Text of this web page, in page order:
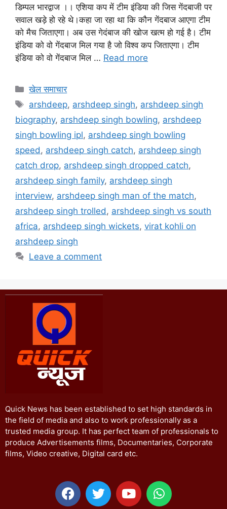
डिम्पल भारद्वाज ।। एशिया कप में टीम इंडिया की जिस गेंदबाजी पर
सवाल खड़े हो रहे थे।कहा जा रहा था कि कौन गेंदबाज आएगा टीम
को मैच जिताएगा। अब उस गेदंबाज की खोज खत्म हो गई है। टीम
इंडिया को वो गेंदबाज मिल गया है जो विश्व कप जिताएगा। टीम
इंडिया को वो गेंदबाज मिल … Read more
खेल समाचार
arshdeep, arshdeep singh, arshdeep singh
biography, arshdeep singh bowling, arshdeep
singh bowling ipl, arshdeep singh bowling
speed , arshdeep singh catch, arshdeep singh
catch drop, arshdeep singh dropped catch,
arshdeep singh family, arshdeep singh
interview, arshdeep singh man of the match,
arshdeep singh trolled , arshdeep singh vs south
africa, arshdeep singh wickets, virat kohli on
arshdeep singh
Leave a comment
Quick News has been established to set high standards in
the field of media and also to work professionally as a
trusted media group. It has perfect team of professionals to
produce Advertisements films, Documentaries, Corporate
films, Video creative, Digital card etc.